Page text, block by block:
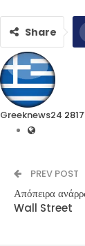
Share
Greeknews24
PREV POST
Απόπειρα
Wall Street